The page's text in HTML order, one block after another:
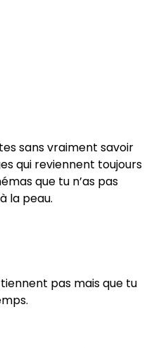
sans vraiment savoir
qui reviennent toujours
que tu n’as pas
la peau.
pas mais que tu